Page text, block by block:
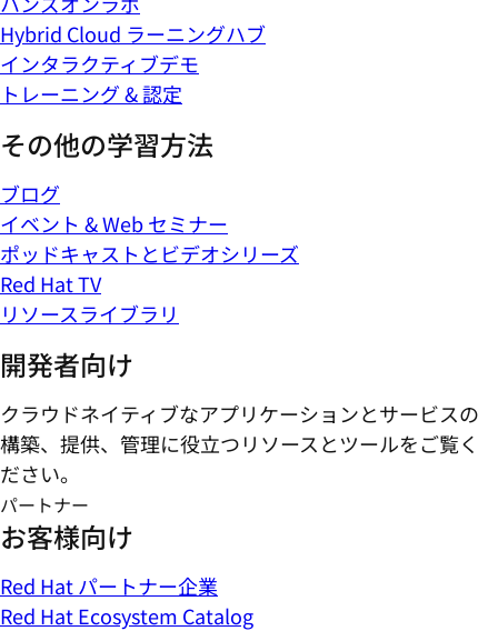
Hybrid Cloud ラーニングハブ
インタラクティブデモ
トレーニング & 認定
その他の学習方法
ブログ
イベント & Web セミナー
ポッドキャストとビデオシリーズ
Red Hat TV
リソースライブラリ
開発者向け
クラウドネイティブなアプリケーションとサービスの
構築、提供、管理に役立つリソースとツールをご覧く
ださい。
パートナー
お客様向け
Red Hat パートナー企業
Red Hat Ecosystem Catalog